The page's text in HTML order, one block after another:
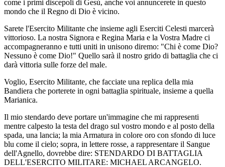
come i primi discepoli di Gesù, anche voi annuncerete in questo
mondo che il Regno di Dio è vicino.
Sarete l'Esercito Militante che insieme agli Eserciti Celesti marcerà
vittorioso. La nostra Signora e Regina Maria e la Vostra Madre ci
accompagneranno e tutti uniti in unisono diremo: "Chi è come Dio?
Nessuno è come Dio!" Quello sarà il nostro grido di battaglia che ci
darà vittoria sulle forze del male.
Voglio, Esercito Militante, che facciate una replica della mia
Bandiera che porterete in ogni battaglia spirituale, insieme a quella
Marianica.
Il mio stendardo deve portare un'immagine che mi rappresenti
mentre calpesto la testa del drago sul vostro mondo e al posto della
spada, una lancia; la mia Armatura in colore oro con sfondo di luce
blu come il cielo; sopra, in lettere rosse, a rappresentare il Sangue
dell'Agnello, dovrebbe dire: STENDARDO DI BATTAGLIA
DELL'ESERCITO MILITARE: MICHAEL ARCANGELO.